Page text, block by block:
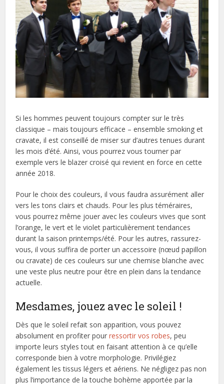
Si les hommes peuvent toujours compter sur le très
classique – mais toujours efficace – ensemble smoking et
cravate, il est conseillé de miser sur d’autres tenues durant
les mois d’été. Ainsi, vous pourrez vous tourner par
exemple vers le blazer croisé qui revient en force en cette
année 2018.
Pour le choix des couleurs, il vous faudra assurément aller
vers les tons clairs et chauds. Pour les plus téméraires,
vous pourrez même jouer avec les couleurs vives que sont
l’orange, le vert et le violet particulièrement tendances
durant la saison printemps/été. Pour les autres, rassurez-
vous, il vous suffira de porter un accessoire (nœud papillon
ou cravate) de ces couleurs sur une chemise blanche avec
une veste plus neutre pour être en plein dans la tendance
actuelle.
Mesdames, jouez avec le soleil !
Dès que le soleil refait son apparition, vous pouvez
absolument en profiter pourressortir vos robes, peu
importe leurs styles tout en faisant attention à ce qu’elle
corresponde bien à votre morphologie. Privilégiez
également les tissus légers et aériens. Ne négligez pas non
plus l’importance de la touche bohème apportée par la